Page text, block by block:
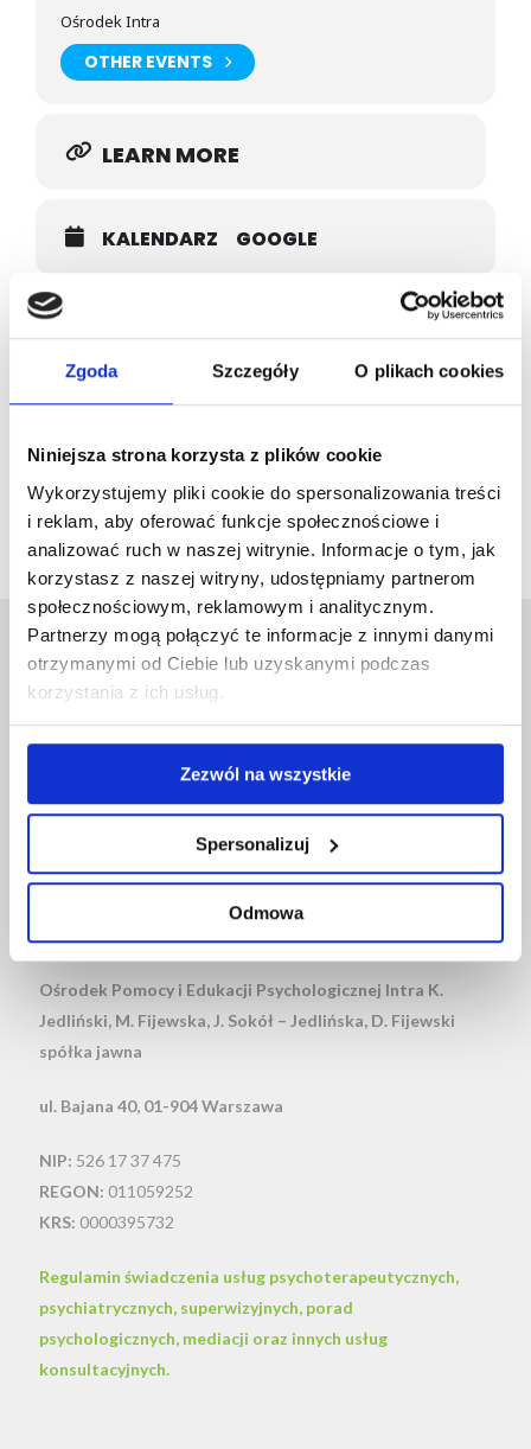
Zgoda Szczegóły O plikach cookies
Niniejsza strona korzysta z plików cookie
Wykorzystujemy pliki cookie do spersonalizowania treści
i reklam, aby oferować funkcje społecznościowe i
analizować ruch w naszej witrynie. Informacje o tym, jak
korzystasz z naszej witryny, udostępniamy partnerom
społecznościowym, reklamowym i analitycznym.
Partnerzy mogą połączyć te informacje z innymi danymi
otrzymanymi od Ciebie lub uzyskanymi podczas
korzystania z ich usług.
Zezwól na wszystkie
Spersonalizuj
Odmowa
Ośrodek Intra
OTHER EVENTS
LEARN MORE
KALENDARZ GOOGLE
RADOSŁAW PANCEWICZ
LEARN MORE
Możliwość komentowania została wyłączona.
ZNAJDŹ NAS NA:
FB IG IN
Ośrodek Pomocy i Edukacji Psychologicznej Intra K.
Jedliński, M. Fijewska, J. Sokół – Jedlińska, D. Fijewski
spółka jawna
ul. Bajana 40, 01-904 Warszawa
NIP: 526 17 37 475
REGON: 011059252
KRS: 0000395732
Regulamin świadczenia usług psychoterapeutycznych,
psychiatrycznych, superwizyjnych, porad
psychologicznych, mediacji oraz innych usług
konsultacyjnych.